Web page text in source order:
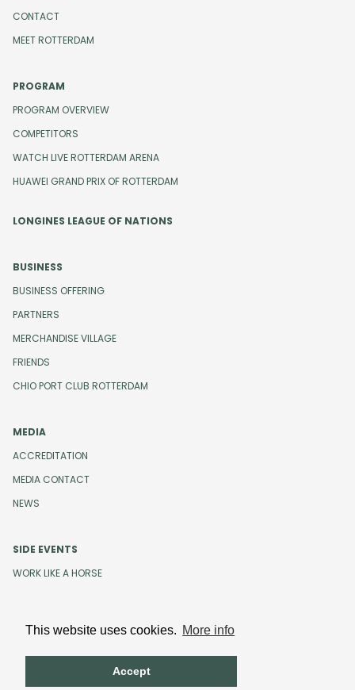
This website uses cookies. More info
Accept
CONTACT
MEET ROTTERDAM
PROGRAM
PROGRAM OVERVIEW
COMPETITORS
WATCH LIVE ROTTERDAM ARENA
HUAWEI GRAND PRIX OF ROTTERDAM
LONGINES LEAGUE OF NATIONS
BUSINESS
BUSINESS OFFERING
PARTNERS
MERCHANDISE VILLAGE
FRIENDS
CHIO PORT CLUB ROTTERDAM
MEDIA
ACCREDITATION
MEDIA CONTACT
NEWS
SIDE EVENTS
WORK LIKE A HORSE
Design and development byBeeldr